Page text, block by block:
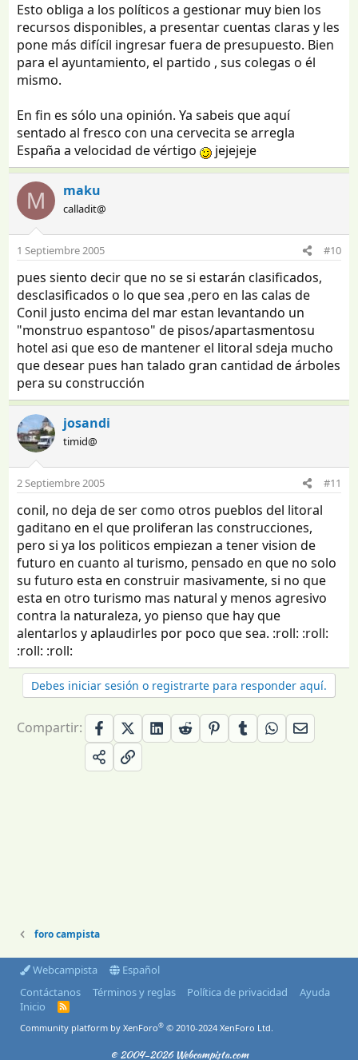
Esto obliga a los políticos a gestionar muy bien los
recursos disponibles, a presentar cuentas claras y les
pone más difícil ingresar fuera de presupuesto. Bien
para el ayuntamiento, el partido , sus colegas o él
mismo.
En fin es sólo una opinión. Ya sabeis que aquí
sentado al fresco con una cervecita se arregla
España a velocidad de vértigo
jejejeje
M maku
calladit@
1 Septiembre 2005 #10
pues siento decir que no se si estarán clasificados,
desclasificados o lo que sea ,pero en las calas de
Conil justo encima del mar estan levantando un
"monstruo espantoso" de pisos/apartasmentosu
hotel asi que eso de mantener el litoral sdeja mucho
que desear pues han talado gran cantidad de árboles
pera su construcción
josandi
timid@
2 Septiembre 2005 #11
conil, no deja de ser como otros pueblos del litoral
gaditano en el que proliferan las construcciones,
pero si ya los politicos empiezan a tener vision de
futuro en cuanto al turismo, pensado en que no solo
su futuro esta en construir masivamente, si no que
esta en otro turismo mas natural y menos agresivo
contra la naturaleza, yo pienso que hay que
alentarlos y aplaudirles por poco que sea. :roll: :roll:
:roll: :roll:
Debes iniciar sesión o registrarte para responder aquí.
Compartir:
foro campista
Webcampista
Español
Contáctanos
Términos y reglas Política de privacidad
Ayuda
Inicio
R
S
Community platform by XenForo® © 2010-2024 XenForo Ltd.
© 2004-2026 Webcampista.com